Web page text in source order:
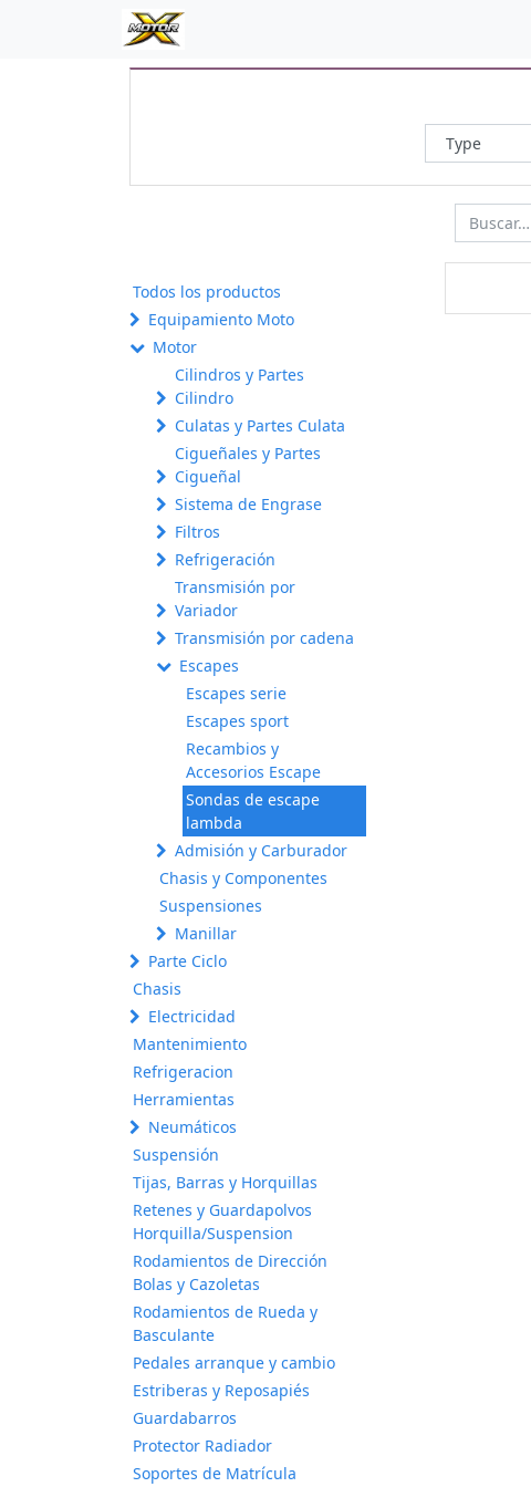
Todos los productos
Equipamiento Moto
Motor
Cilindros y Partes
Cilindro
Culatas y Partes Culata
Cigueñales y Partes
Cigueñal
Sistema de Engrase
Filtros
Refrigeración
Transmisión por
Variador
Transmisión por cadena
Escapes
Escapes serie
Escapes sport
Recambios y
Accesorios Escape
Sondas de escape
lambda
Admisión y Carburador
Chasis y Componentes
Suspensiones
Manillar
Parte Ciclo
Chasis
Electricidad
Mantenimiento
Refrigeracion
Herramientas
Neumáticos
Suspensión
Tijas, Barras y Horquillas
Retenes y Guardapolvos
Horquilla/Suspension
Rodamientos de Dirección
Bolas y Cazoletas
Rodamientos de Rueda y
Basculante
Pedales arranque y cambio
Estriberas y Reposapiés
Guardabarros
Protector Radiador
Soportes de Matrícula